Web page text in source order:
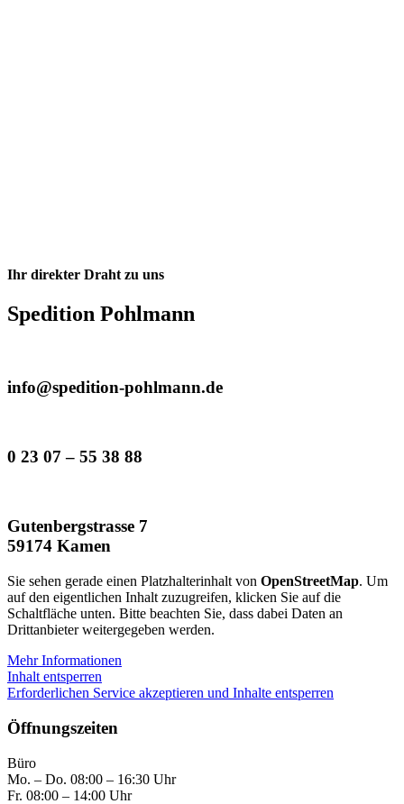
Ihr direkter Draht zu uns
Spedition Pohlmann
info@spedition-pohlmann.de
0 23 07 – 55 38 88
Gutenbergstrasse 7
59174 Kamen
Sie sehen gerade einen Platzhalterinhalt von OpenStreetMap. Um
auf den eigentlichen Inhalt zuzugreifen, klicken Sie auf die
Schaltfläche unten. Bitte beachten Sie, dass dabei Daten an
Drittanbieter weitergegeben werden.
Mehr Informationen
Inhalt entsperren
Erforderlichen Service akzeptieren und Inhalte entsperren
Öffnungszeiten
Büro
Mo. – Do. 08:00 – 16:30 Uhr
Fr. 08:00 – 14:00 Uhr